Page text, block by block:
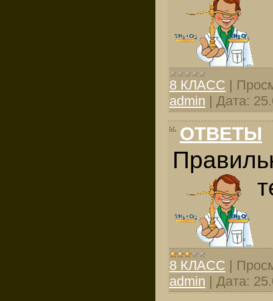
8 КЛАСС |
admin | Дата:
ОТВЕТЫ
8 КЛАСС |
admin | Дата: